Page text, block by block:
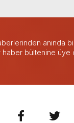
anında
haber bültenine üye